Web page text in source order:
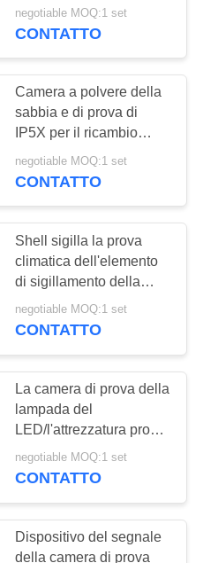
prova
test di
prova
69
camera di prova della
finestra trasparente a
negotiable MOQ:1 set
CONTATTO
Camera a polvere della
sabbia e di prova di
IP5X per il ricambio
auto, prodotti elettronici
negotiable MOQ:1 set
CONTATTO
Shell sigilla la prova
climatica dell'elemento
di sigillamento della
camera di prova della
polvere e della sabbia
negotiable MOQ:1 set
CONTATTO
La camera di prova della
lampada del
LED/l'attrezzatura prova
climatiche della pioggia
CHIEDE il regolatore di
negotiable MOQ:1 set
CONTATTO
Dispositivo del segnale
della camera di prova